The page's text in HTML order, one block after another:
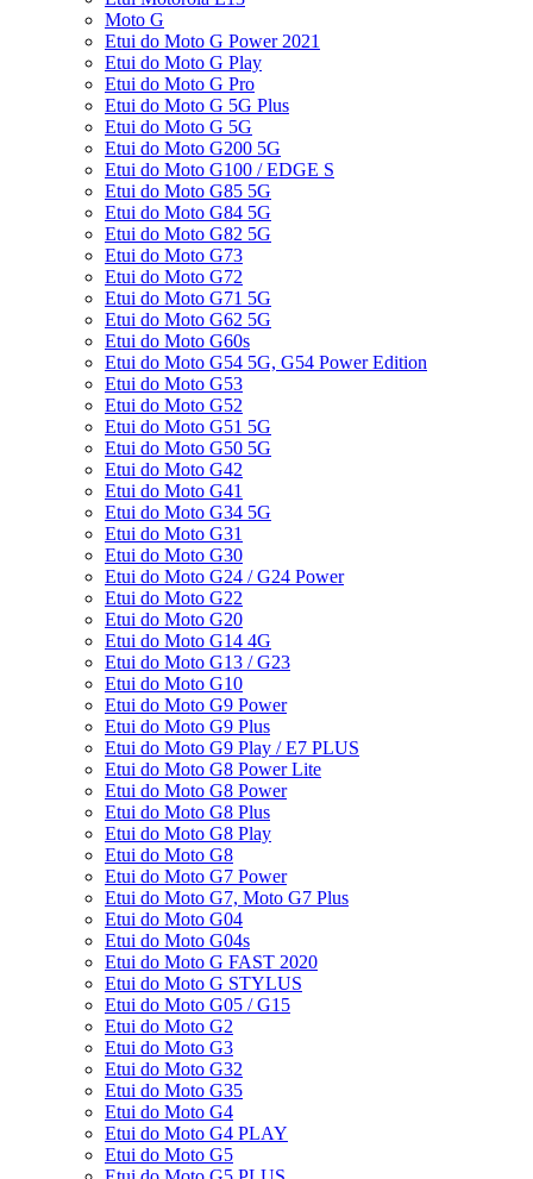
Moto G
Etui do Moto G Power 2021
Etui do Moto G Play
Etui do Moto G Pro
Etui do Moto G 5G Plus
Etui do Moto G 5G
Etui do Moto G200 5G
Etui do Moto G100 / EDGE S
Etui do Moto G85 5G
Etui do Moto G84 5G
Etui do Moto G82 5G
Etui do Moto G73
Etui do Moto G72
Etui do Moto G71 5G
Etui do Moto G62 5G
Etui do Moto G60s
Etui do Moto G54 5G, G54 Power Edition
Etui do Moto G53
Etui do Moto G52
Etui do Moto G51 5G
Etui do Moto G50 5G
Etui do Moto G42
Etui do Moto G41
Etui do Moto G34 5G
Etui do Moto G31
Etui do Moto G30
Etui do Moto G24 / G24 Power
Etui do Moto G22
Etui do Moto G20
Etui do Moto G14 4G
Etui do Moto G13 / G23
Etui do Moto G10
Etui do Moto G9 Power
Etui do Moto G9 Plus
Etui do Moto G9 Play / E7 PLUS
Etui do Moto G8 Power Lite
Etui do Moto G8 Power
Etui do Moto G8 Plus
Etui do Moto G8 Play
Etui do Moto G8
Etui do Moto G7 Power
Etui do Moto G7, Moto G7 Plus
Etui do Moto G04
Etui do Moto G04s
Etui do Moto G FAST 2020
Etui do Moto G STYLUS
Etui do Moto G05 / G15
Etui do Moto G2
Etui do Moto G3
Etui do Moto G32
Etui do Moto G35
Etui do Moto G4
Etui do Moto G4 PLAY
Etui do Moto G5